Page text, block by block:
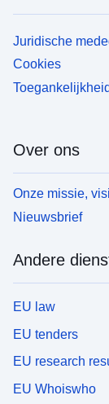
Juridische
Cookies
Toegankelijkheid
Over ons
Onze missie,
Nieuwsbrief
Andere
EU law
EU tenders
EU research
EU Whoiswho